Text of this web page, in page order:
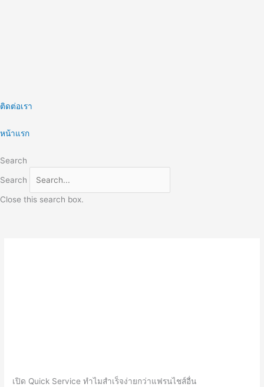
ติดต่อเรา
หน้าแรก
Search
Search
Close this search box.
เปิด Quick Service ทำไมสำเร็จง่ายกว่าแฟรนไชส์อื่น